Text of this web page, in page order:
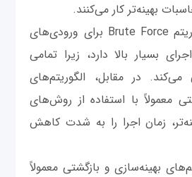
بهینه‌تر کار می‌کنند.
زمان اجرا: الگوریتم Brute Force برای ورودی‌های
بسیار بالا دارد، زیرا تمامی
در مقابل، الگوریتم‌های
معمولاً با استفاده از روش‌های
زمان اجرا را به شدت کاهش
بهینه‌سازی و بازگشتی معمولاً